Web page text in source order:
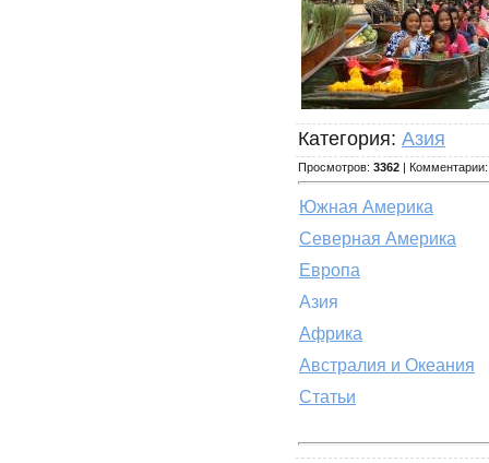
Категория: Азия
Просмотров: 3362 | Комментарии
Южная Америка
Северная Америка
Европа
Азия
Африка
Австралия и Океания
Статьи